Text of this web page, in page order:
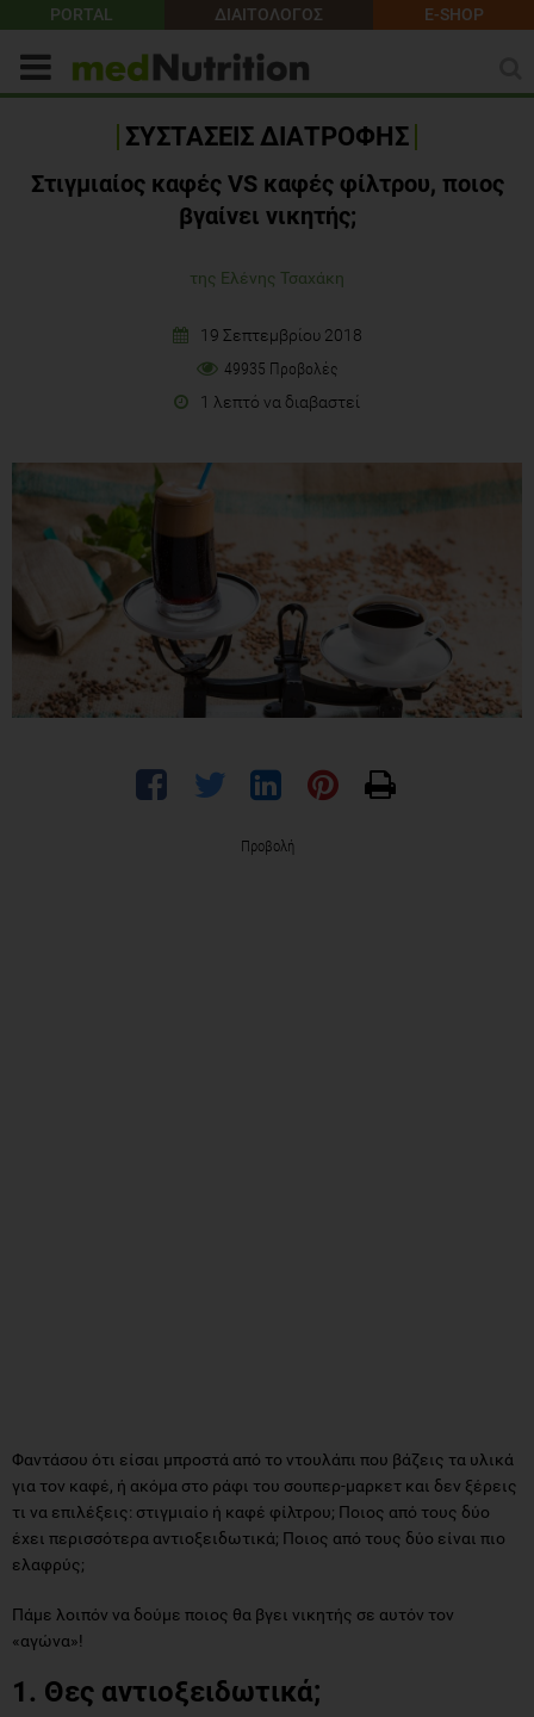
PORTAL ΔΙΑΙΤΟΛΟΓΟΣ E-SHOP
ΣΥΣΤΑΣΕΙΣ ΔΙΑΤΡΟΦΗΣ
Στιγμιαίος καφές VS καφές φίλτρου, ποιος
βγαίνει νικητής;
της Ελένης Τσαχάκη
19 Σεπτεμβρίου 2018
49935 Προβολές
1 λεπτό να διαβαστεί
Προβολή
Φαντάσου ότι είσαι μπροστά από το ντουλάπι που βάζεις τα υλικά
για τον καφέ, ή ακόμα στο ράφι του σουπερ-μαρκετ και δεν ξέρεις
τι να επιλέξεις: στιγμιαίο ή καφέ φίλτρου; Ποιος από τους δύο
έχει περισσότερα αντιοξειδωτικά; Ποιος από τους δύο είναι πιο
ελαφρύς;
Πάμε λοιπόν να δούμε ποιος θα βγει νικητής σε αυτόν τον
«αγώνα»!
1. Θες αντιοξειδωτικά;